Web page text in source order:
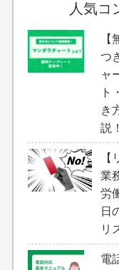
人気コ
つ
ャ
ト
き
説！
【
業
労
日
リ
電